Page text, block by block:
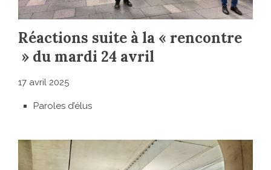
Réactions suite à la « rencontre
» du mardi 24 avril
17 avril 2025
Paroles d’élus